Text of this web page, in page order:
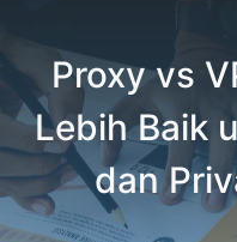
Proxy vs
Lebih Baik
dan